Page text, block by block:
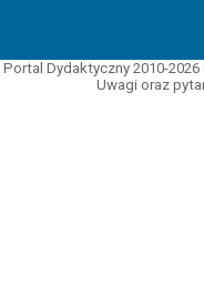
Portal Dydaktyczny 2010-
Uwagi oraz